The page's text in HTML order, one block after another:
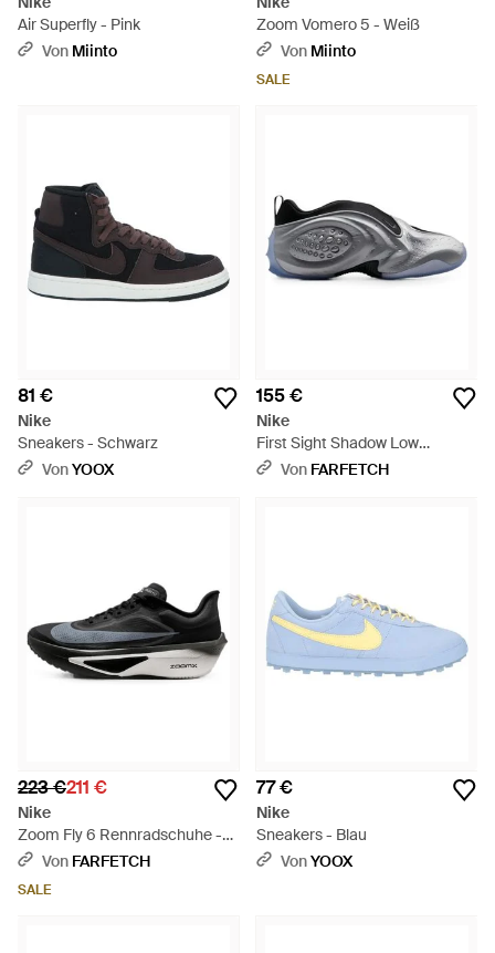
Air Superfly - Pink
Von Miinto
Zoom Vomero 5 - Weiß
Von Miinto
SALE
81 €
Nike
Sneakers - Schwarz
VonYOOX
155 €
Nike
First Sight Shadow Low
Sneakers - Grau
Von FARFETCH
223 €211 €
Nike
Zoom Fly 6 Rennradschuhe -
Schwarz
Von FARFETCH
SALE
77 €
Nike
Sneakers - Blau
VonYOOX